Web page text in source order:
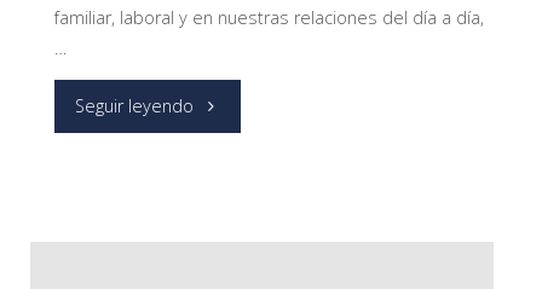
familiar, laboral y en nuestras relaciones del día a día,
…
Seguir leyendo "La